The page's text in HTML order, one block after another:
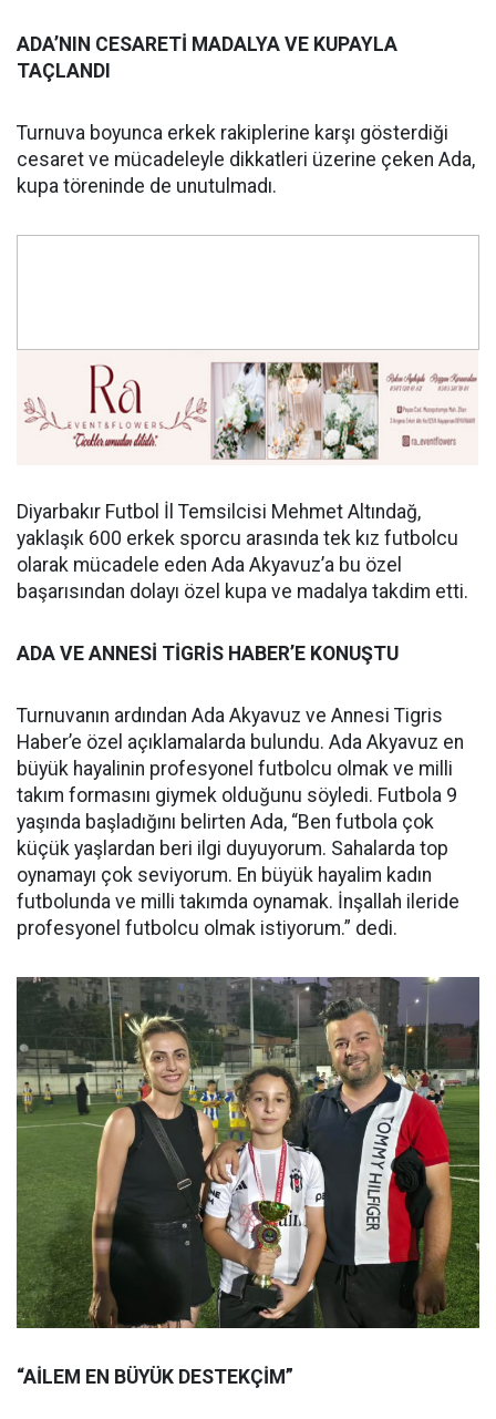
ADA’NIN CESARETİ MADALYA VE KUPAYLA
TAÇLANDI
Turnuva boyunca erkek rakiplerine karşı gösterdiği
cesaret ve mücadeleyle dikkatleri üzerine çeken Ada,
kupa töreninde de unutulmadı.
Diyarbakır Futbol İl Temsilcisi Mehmet Altındağ,
yaklaşık 600 erkek sporcu arasında tek kız futbolcu
olarak mücadele eden Ada Akyavuz’a bu özel
başarısından dolayı özel kupa ve madalya takdim etti.
ADA VE ANNESİ TİGRİS HABER’E KONUŞTU
Turnuvanın ardından Ada Akyavuz ve Annesi Tigris
Haber’e özel açıklamalarda bulundu. Ada Akyavuz en
büyük hayalinin profesyonel futbolcu olmak ve milli
takım formasını giymek olduğunu söyledi. Futbola 9
yaşında başladığını belirten Ada, “Ben futbola çok
küçük yaşlardan beri ilgi duyuyorum. Sahalarda top
oynamayı çok seviyorum. En büyük hayalim kadın
futbolunda ve milli takımda oynamak. İnşallah ileride
profesyonel futbolcu olmak istiyorum.” dedi.
“AİLEM EN BÜYÜK DESTEKÇİM”